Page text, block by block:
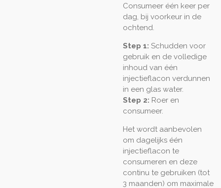
Consumeer één keer per
dag, bij voorkeur in de
ochtend.
Step 1: Schudden voor
gebruik en de volledige
inhoud van één
injectieflacon verdunnen
in een glas water.
Step 2: Roer en
consumeer.
Het wordt aanbevolen
om dagelijks één
injectieflacon te
consumeren en deze
continu te gebruiken (tot
3 maanden) om maximale